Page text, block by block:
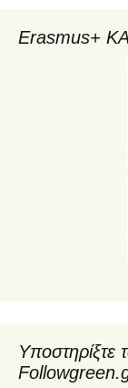
Erasmus+
Υποστηρίξτε